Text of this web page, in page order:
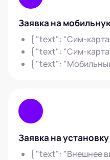
Заявка на
{ "text": "Сим-
{ "text": "Сим-
{ "text":
Заявка на
{ "text": "Внешнее